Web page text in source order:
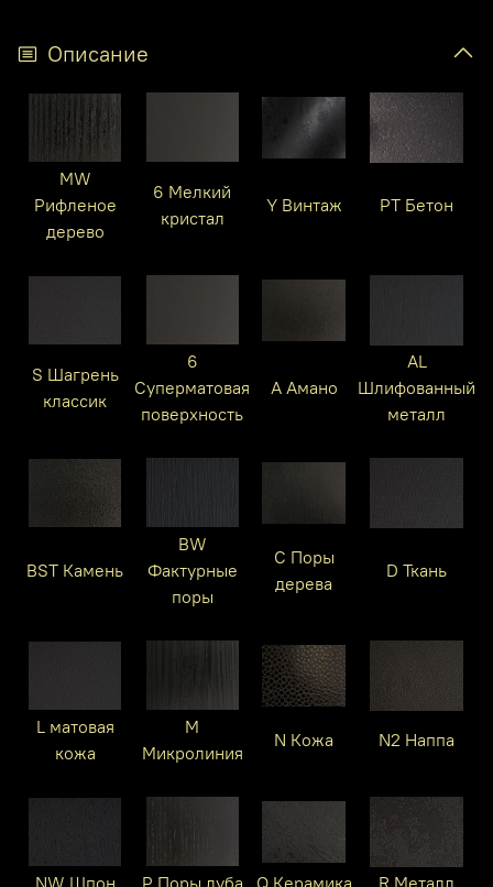
Описание
MW
Рифленое
дерево
6 Мелкий
кристал
Y Винтаж PT Бетон
S Шагрень
классик
6
Суперматовая
поверхность
A Амано
AL
Шлифованный
металл
BST Камень
BW
Фактурные
поры
C Поры
дерева
D Ткань
L матовая
кожа
M
Микролиния
N Кожа N2 Наппа
NW Шпон P Поры дуба Q Керамика R Металл